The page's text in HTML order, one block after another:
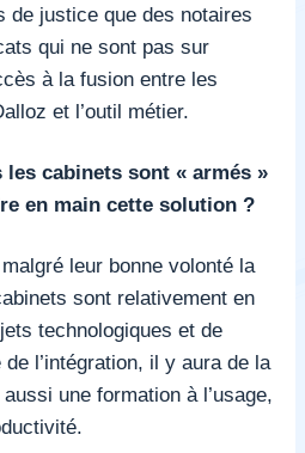
de justice que des notaires
qui ne sont pas sur
à la fusion entre les
et l’outil métier.
cabinets sont « armés »
en main cette solution ?
leur bonne volonté la
sont relativement en
technologiques et de
l’intégration, il y aura de la
une formation à l’usage,